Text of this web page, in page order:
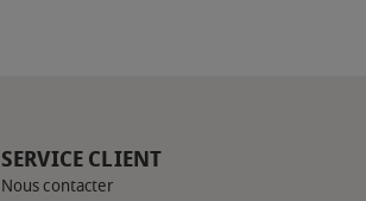
SERVICE CLIENT
Nous contacter